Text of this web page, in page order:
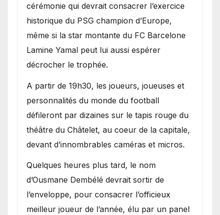
cérémonie qui devrait consacrer l’exercice
historique du PSG champion d’Europe,
même si la star montante du FC Barcelone
Lamine Yamal peut lui aussi espérer
décrocher le trophée.
A partir de 19h30, les joueurs, joueuses et
personnalités du monde du football
défileront par dizaines sur le tapis rouge du
théâtre du Châtelet, au coeur de la capitale,
devant d’innombrables caméras et micros.
Quelques heures plus tard, le nom
d’Ousmane Dembélé devrait sortir de
l’enveloppe, pour consacrer l’officieux
meilleur joueur de l’année, élu par un panel